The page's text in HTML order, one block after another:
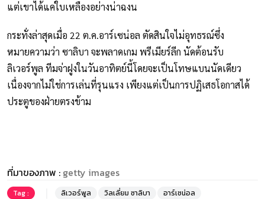
แต่เขาได้แค่ใบเหลืองอย่างน่าฉงน
กระทั่งล่าสุดเมื่อ 22 ต.ค.อาร์เซน่อล ตัดสินใจไม่อุทธรณ์ซึ่ง
หมายความว่า ซาลิบา จะพลาดเกม พรีเมียร์ลีก นัดต้อนรับ
ลิเวอร์พูล ทีมจ่าฝูงในวันอาทิตย์นี้โดยจะเป็นโทษแบนนัดเดียว
เนื่องจากไม่ใช่การเล่นที่รุนแรง เพียงแต่เป็นการปฏิเสธโอกาสได้
ประตูของฝ่ายตรงข้าม
ที่มาของภาพ : getty images
Tag : ลิเวอร์พูล วิลเลี่ยม ซาลิบา
อาร์เซน่อล